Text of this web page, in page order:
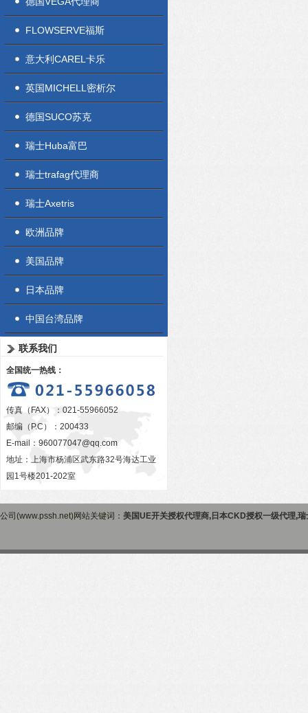
FLOWSERVE福斯
意大利CAREL卡乐
英国MICHELL密析尔
德国SUCO苏克
瑞士Huba富巴
瑞士trafag代理商
瑞士Axetris
欧洲品牌
美国品牌
日本品牌
中国台湾品牌
联系我们
全国统一热线：
传真（FAX）：021-55966052
邮编（P.C）：200433
E-mail： 960077047@qq.com
地址：上海市杨浦区武东路32号海达工业
园1号楼201-202室
公司(www.pssh.net)网站关键词： 美国UE开关授权代理商, 日本CKD授权一级代理,瑞